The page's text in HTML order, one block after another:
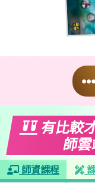
有比較
師
師資課程